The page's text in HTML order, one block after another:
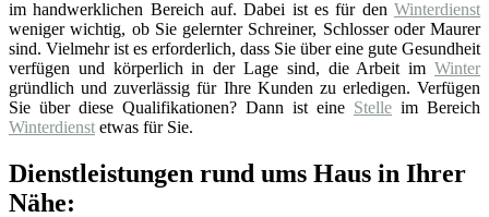
im handwerklichen Bereich auf. Dabei ist es für den Winterdienst
weniger wichtig, ob Sie gelernter Schreiner, Schlosser oder Maurer
sind. Vielmehr ist es erforderlich, dass Sie über eine gute Gesundheit
verfügen und körperlich in der Lage sind, die Arbeit im Winter
gründlich und zuverlässig für Ihre Kunden zu erledigen. Verfügen
Sie über diese Qualifikationen? Dann ist eine Stelle im Bereich
Winterdienst etwas für Sie.
Dienstleistungen rund ums Haus in Ihrer
Nähe: